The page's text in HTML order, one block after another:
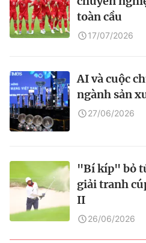
toàn cầu
17/07/2026
AI và cuộc
ngành sản
27/06/2026
"Bí kíp" bỏ
giải tranh
II
26/06/2026